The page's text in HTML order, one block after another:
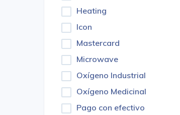
Heating
Icon
Mastercard
Microwave
Oxígeno Industrial
Oxígeno Medicinal
Pago con efectivo